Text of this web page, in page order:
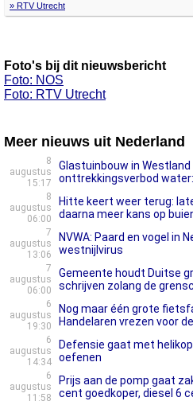
» RTV Utrecht
Foto's bij dit nieuwsbericht
Foto: NOS
Foto: RTV Utrecht
Meer nieuws uit Nederland
8
augustus
15:17
Glastuinbouw in Westland
onttrekkingsverbod
8
augustus
06:00
Hitte keert weer terug:
daarna meer kans op
7
augustus
13:06
NVWA: Paard en vogel in
westnijlvirus
7
augustus
06:00
Gemeente houdt Duitse
schrijven zolang de
6
augustus
19:30
Nog maar één grote
Handelaren vrezen voor
6
augustus
14:34
Defensie gaat met
oefenen
6
augustus
11:58
Prijs aan de pomp gaat
cent goedkoper, diesel 6